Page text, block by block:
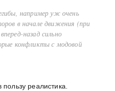
например уж очень
в начале движения (при
назад сильно
конфликты с модовой
реалистика.